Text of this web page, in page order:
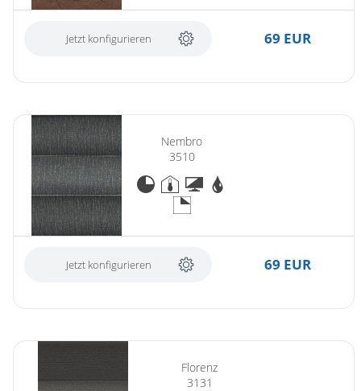
Jetzt konfigurieren 69 EUR
Nembro
3510
Jetzt konfigurieren 69 EUR
Florenz
3131